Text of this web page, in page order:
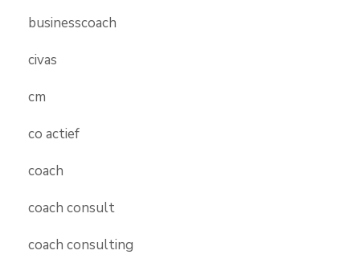
businesscoach
civas
cm
co actief
coach
coach consult
coach consulting